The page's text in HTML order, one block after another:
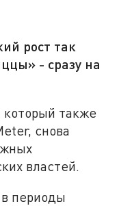
рост так
- сразу на
также
снова
властей.
периоды